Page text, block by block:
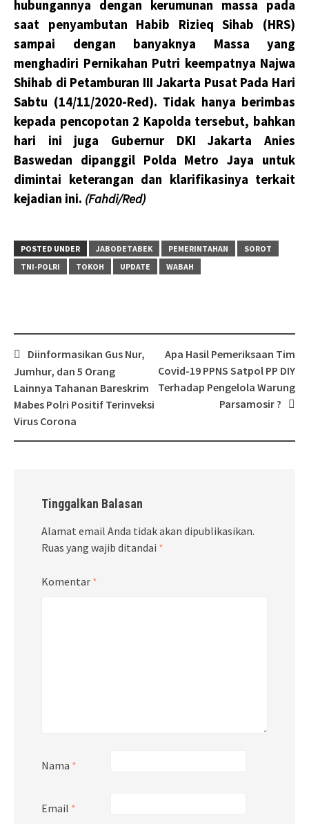
hubungannya dengan kerumunan massa pada
saat penyambutan Habib Rizieq Sihab (HRS)
sampai dengan banyaknya Massa yang
menghadiri Pernikahan Putri keempatnya Najwa
Shihab di Petamburan III Jakarta Pusat Pada Hari
Sabtu (14/11/2020-Red). Tidak hanya berimbas
kepada pencopotan 2 Kapolda tersebut, bahkan
hari ini juga Gubernur DKI Jakarta Anies
Baswedan dipanggil Polda Metro Jaya untuk
dimintai keterangan dan klarifikasinya terkait
kejadian ini. (Fahdi/Red)
POSTED UNDER JABODETABEK PEMERINTAHAN
SOROT
TNI-POLRI
TOKOH UPDATE WABAH
Post
navigation
Diinformasikan Gus Nur,
Jumhur, dan 5 Orang
Lainnya Tahanan Bareskrim
Mabes Polri Positif Terinveksi
Virus Corona
Apa Hasil Pemeriksaan Tim
Covid-19 PPNS Satpol PP DIY
Terhadap Pengelola Warung
Parsamosir ?
Tinggalkan Balasan
Alamat email Anda tidak akan dipublikasikan.
Ruas yang wajib ditandai *
Komentar *
Nama *
Email *